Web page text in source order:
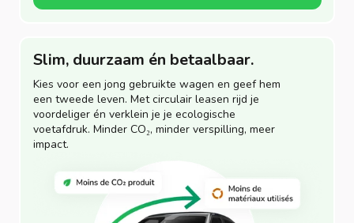
Slim, duurzaam én betaalbaar.
Kies voor een jong gebruikte wagen en geef hem
een tweede leven. Met circulair leasen rijd je
voordeliger én verklein je je ecologische
voetafdruk. Minder CO₂, minder verspilling, meer
impact.